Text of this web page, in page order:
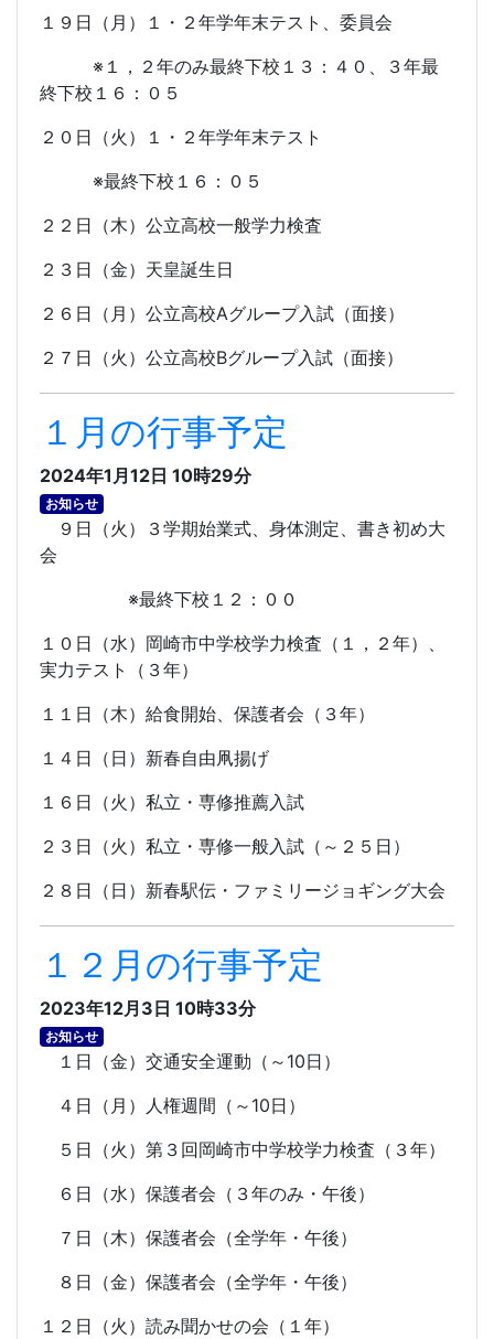
１９日（月）１・２年学年末テスト、委員会
※１，２年のみ最終下校１３：４０、３年最
終下校１６：０５
２０日（火）１・２年学年末テスト
※最終下校１６：０５
２２日（木）公立高校一般学力検査
２３日（金）天皇誕生日
２６日（月）公立高校Aグループ入試（面接）
２７日（火）公立高校Bグループ入試（面接）
１月の行事予定
2024年1月12日 10時29分
お知らせ
９日（火）３学期始業式、身体測定、書き初め大
会
※最終下校１２：００
１０日（水）岡崎市中学校学力検査（１，２年）、
実力テスト（３年）
１１日（木）給食開始、保護者会（３年）
１４日（日）新春自由凧揚げ
１６日（火）私立・専修推薦入試
２３日（火）私立・専修一般入試（～２５日）
２８日（日）新春駅伝・ファミリージョギング大会
１２月の行事予定
2023年12月3日 10時33分
お知らせ
１日（金）交通安全運動（～ 10日）
４日（月）人権週間（～ 10日）
５日（火）第３回岡崎市中学校学力検査（３年）
６日（水）保護者会（３年のみ・午後）
７日（木）保護者会（全学年・午後）
８日（金）保護者会（全学年・午後）
１２日（火）読み聞かせの会（１年）